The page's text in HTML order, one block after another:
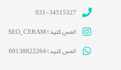
031-34515327
(لمس کنید) SEO_CERAM
(لمس کنید) 09138822264